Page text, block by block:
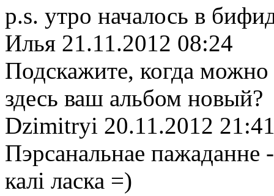
p.s. утро началось в
Илья 21.11.2012 08:24
Подскажите, когда можно
здесь ваш альбом новый?
Dzimitryi 20.11.2012
Пэрсанальнае пажаданне
калi ласка =)